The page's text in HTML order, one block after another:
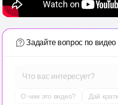
Задайте вопрос по видео
Что вас интересует?
О чем это видео? Дай